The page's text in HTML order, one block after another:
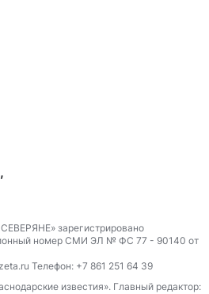
зарегистрировано
номер СМИ ЭЛ № ФС 77 - 90140 от
Телефон: +7 861 251 64 39
известия». Главный редактор: